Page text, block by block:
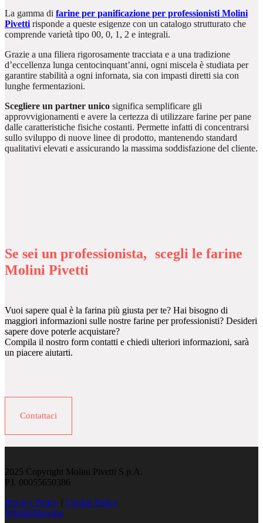
La gamma di farine per panificazione per professionisti Molini
Pivetti risponde a queste esigenze con un catalogo strutturato che
comprende varietà tipo 00, 0, 1, 2 e integrali.
Grazie a una filiera rigorosamente tracciata e a una tradizione
d’eccellenza lunga centocinquant’anni, ogni miscela è studiata per
garantire stabilità a ogni infornata, sia con impasti diretti sia con
lunghe fermentazioni.
Scegliere un partner unico significa semplificare gli
approvvigionamenti e avere la certezza di utilizzare farine per pane
dalle caratteristiche fisiche costanti. Permette infatti di concentrarsi
sullo sviluppo di nuove linee di prodotto, mantenendo standard
qualitativi elevati e assicurando la massima soddisfazione del cliente.
Se sei un professionista, scegli le farine
Molini Pivetti
Vuoi sapere qual è la farina più giusta per te? Hai bisogno di
maggiori informazioni sulle nostre farine per professionisti? Desideri
sapere dove poterle acquistare?
Compila il nostro form contatti e chiedi ulteriori informazioni, sarà
un piacere aiutarti.
Contattaci
2025 Copyright Molini Pivetti S.p.A.
P.I. 00055650386
Privacy Policy | Cookie Policy
Whistleblowing